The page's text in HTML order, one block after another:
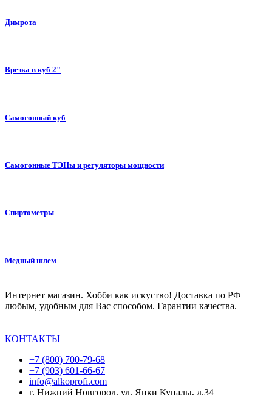
Димрота
Врезка в куб 2"
Самогонный куб
Самогонные ТЭНы и регуляторы мощности
Спиртометры
Медный шлем
Интернет магазин. Хобби как искуство! Доставка по РФ
любым, удобным для Вас способом. Гарантии качества.
КОНТАКТЫ
+7 (800) 700-79-68
+7 (903) 601-66-67
info@alkoprofi.com
г. Нижний Новгород, ул. Янки Купалы, д.34